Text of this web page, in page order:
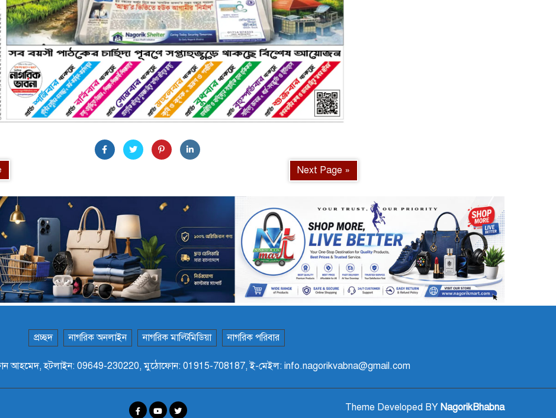
Next Page »
প্রচ্ছদ নাগরিক অনলাইন নাগরিক মাল্টিমিডিয়া নাগরিক পরিবার
আহমেদ, হটলাইন: 09649-230220, মুঠোফোন: 01915-708187, ই-মেইল: info.nagorikvabna@gmail.com
Theme Developed BY NagorikBhabna